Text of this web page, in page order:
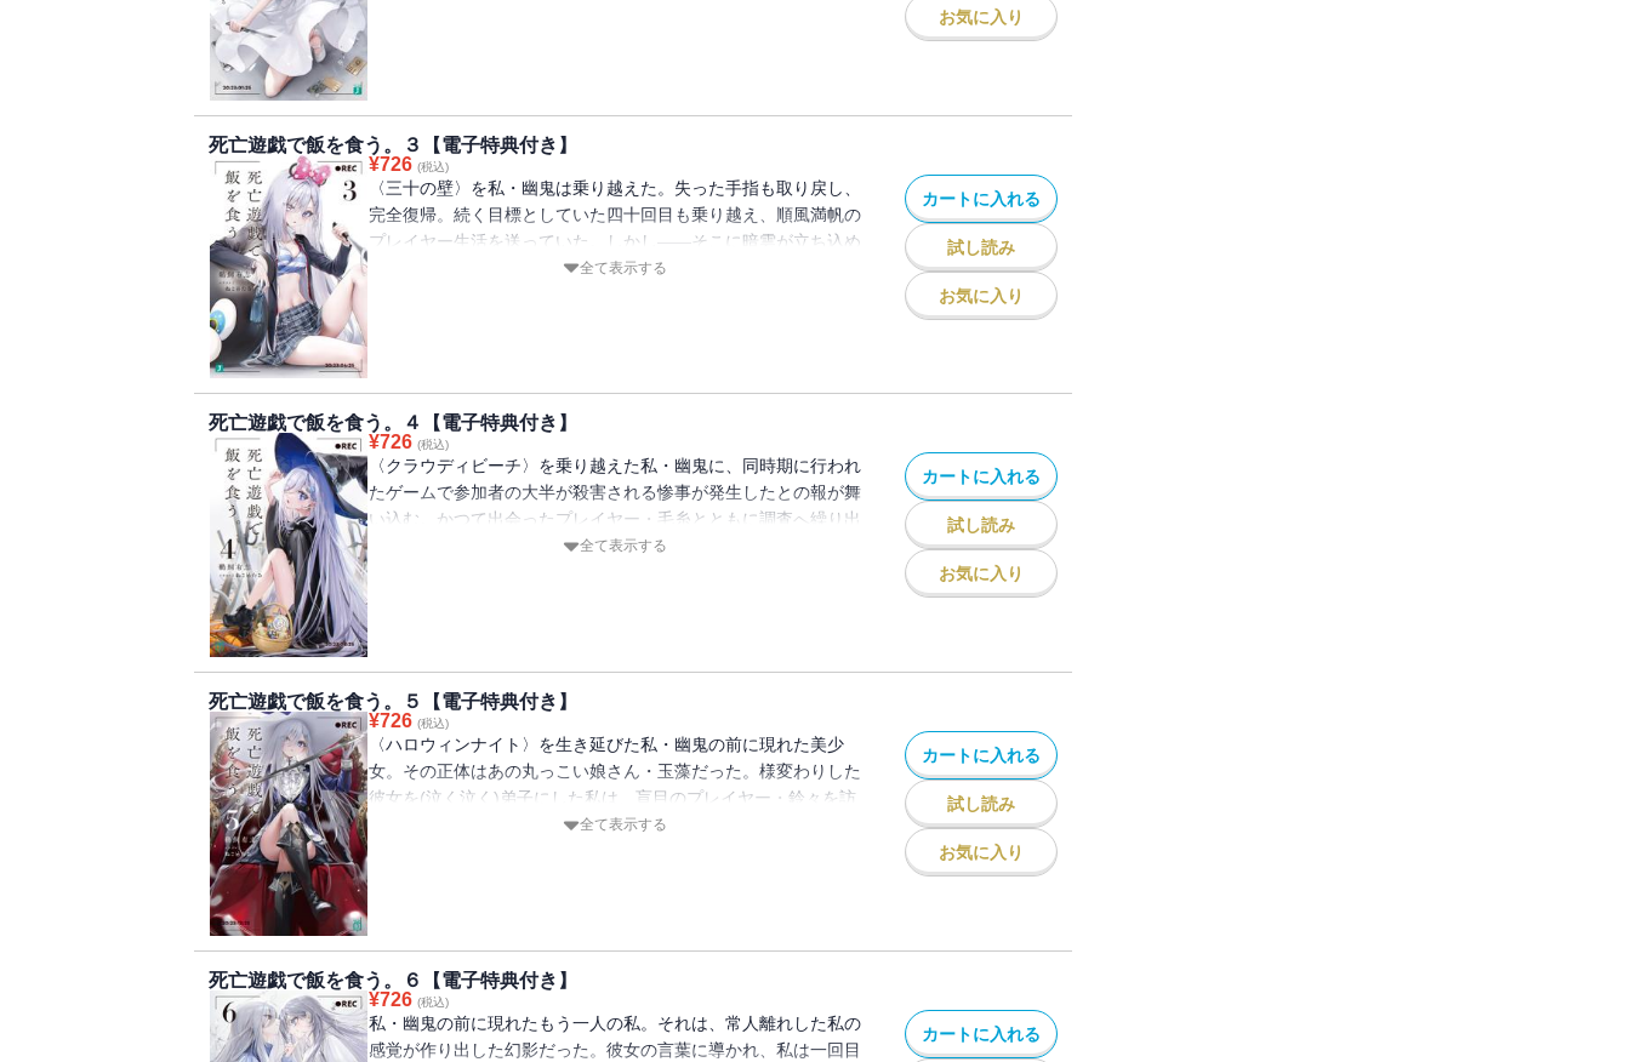
をしてほしいのです」あるときは廃ビルを探索し、またあるとき
は風呂場で札の争奪戦。そうして今日も私は――死亡遊戯で飯を
食う。【電子限定！書き下ろし特典つき】
お気に入り
死亡遊戯で飯を食う。３【電子特典付き】
¥726 (税込)
〈三十の壁〉を私・幽鬼は乗り越えた。失った手指も取り戻し、
完全復帰。続く目標としていた四十回目も乗り越え、順風満帆の
プレイヤー生活を送っていた。しかし――そこに暗雲が立ち込め
る。クリア回数三十超えの強豪が集う四十四回目のゲーム〈クラ
たある時は水着のビーチで。私たちは今日も――死亡遊戯で飯を
食う。【電子限定！書き下ろし特典つき】
全て表示する
カートに入れる
試し読み
お気に入り
死亡遊戯で飯を食う。４【電子特典付き】
¥726 (税込)
〈クラウディビーチ〉を乗り越えた私・幽鬼に、同時期に行われ
たゲームで参加者の大半が殺害される惨事が発生したとの報が舞
い込む。かつて出会ったプレイヤー・毛糸とともに調査へ繰り出
し、『殺人鬼』の再来を私は知る。いずれ訪れる邂逅を覚悟して
〈ハロウィンナイト〉。ある時は学校帰りに。ある時はカボチャ
畑で。我らその身が朽ちるまで、死亡遊戯で飯を食う。【電子限
定！書き下ろし特典つき】
全て表示する
カートに入れる
試し読み
お気に入り
死亡遊戯で飯を食う。５【電子特典付き】
¥726 (税込)
〈ハロウィンナイト〉を生き延びた私・幽鬼の前に現れた美少
女。その正体はあの丸っこい娘さん・玉藻だった。様変わりした
彼女を(泣く泣く)弟子にした私は、盲目のプレイヤー・鈴々を訪
ねる。視力に頼らずゲームを生き抜いてきた彼女に、その技術を
るときは離島で、またあるときは王宮で。今日も私は――死亡遊
戯で飯を食う。・・・・・・たとえこの身が裂かれようとも。
【電子限定！書き下ろし特典つき】
全て表示する
カートに入れる
試し読み
お気に入り
死亡遊戯で飯を食う。６【電子特典付き】
¥726 (税込)
私・幽鬼の前に現れたもう一人の私。それは、常人離れした私の
感覚が作り出した幻影だった。彼女の言葉に導かれ、私は一回目
カートに入れる